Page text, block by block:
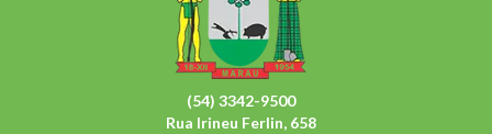
(54) 3342-9500
Rua Irineu Ferlin, 658